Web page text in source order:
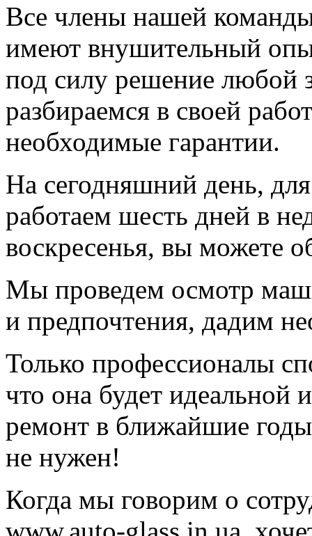
Все члены нашей
имеют внушительный
под силу решение любой
разбираемся в своей
необходимые гарантии.
На сегодняшний день,
работаем шесть дней в
воскресенья, вы можете
Мы проведем осмотр
и предпочтения, дадим
Только профессионалы
что она будет идеальной
ремонт в ближайшие
не нужен!
Когда мы говорим о